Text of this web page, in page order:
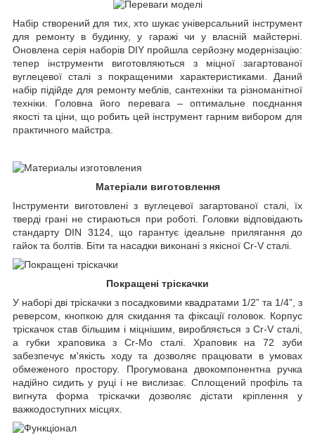
Набір створений для тих, хто шукає універсальний інструмент
для ремонту в будинку, у гаражі чи у власній майстерні.
Оновлена серія наборів DIY пройшла серйозну модернізацію:
тепер інструменти виготовляються з міцної загартованої
вуглецевої сталі з покращеними характеристиками. Даний
набір підійде для ремонту меблів, сантехніки та різноманітної
техніки. Головна його перевага – оптимальне поєднання
якості та ціни, що робить цей інструмент гарним вибором для
практичного майстра.
Матеріали виготовлення
Інструменти виготовлені з вуглецевої загартованої сталі, їх
тверді грані не стираються при роботі. Головки відповідають
стандарту DIN 3124, що гарантує ідеальне прилягання до
гайок та болтів. Біти та насадки виконані з якісної Cr-V сталі.
Покращені тріскачки
У наборі дві тріскачки з посадковими квадратами 1/2” та 1/4”, з
реверсом, кнопкою для скидання та фіксації головок. Корпус
тріскачок став більшим і міцнішим, виробляється з Cr-V сталі,
а губки храповика з Cr-Mo сталі. Храповик на 72 зуби
забезпечує м'якість ходу та дозволяє працювати в умовах
обмеженого простору. Прогумована двокомпонентна ручка
надійно сидить у руці і не вислизає. Сплощений профіль та
вигнута форма тріскачки дозволяє дістати кріплення у
важкодоступних місцях.